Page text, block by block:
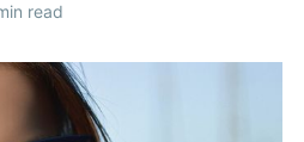
read